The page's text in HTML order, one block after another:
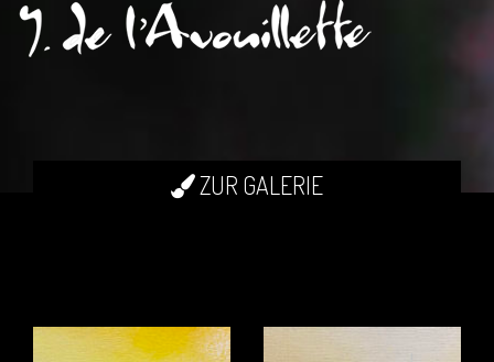
ZUR GALERIE